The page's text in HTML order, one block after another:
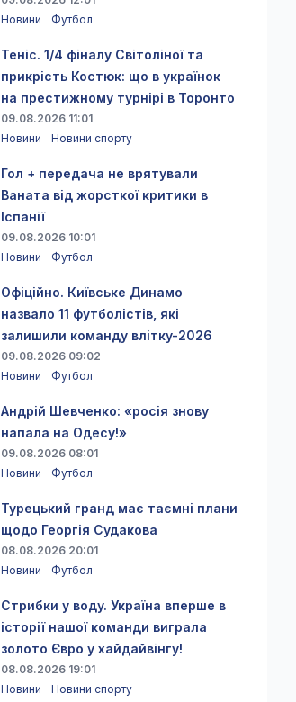
Новини
Футбол
Теніс. 1/4 фіналу Світоліної та
прикрість Костюк: що в українок
на престижному турнірі в Торонто
09.08.2026 11:01
Новини
Новини спорту
Гол + передача не врятували
Ваната від жорсткої критики в
Іспанії
09.08.2026 10:01
Новини
Футбол
Офіційно. Київське Динамо
назвало 11 футболістів, які
залишили команду влітку-2026
09.08.2026 09:02
Новини
Футбол
Андрій Шевченко: «росія знову
напала на Одесу!»
09.08.2026 08:01
Новини
Футбол
Турецький гранд має таємні плани
щодо Георгія Судакова
08.08.2026 20:01
Новини
Футбол
Стрибки у воду. Україна вперше в
історії нашої команди виграла
золото Євро у хайдайвінгу!
08.08.2026 19:01
Новини
Новини спорту